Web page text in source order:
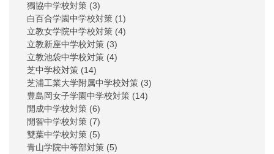
獨協中学校対策 (3)
白百合学園中学校対策 (1)
立教女学院中学校対策 (4)
立教新座中学校対策 (3)
立教池袋中学校対策 (4)
芝中学校対策 (14)
芝浦工業大学附属中学校対策 (3)
豊島岡女子学園中学校対策 (14)
開成中学校対策 (6)
開智中学校対策 (7)
雙葉中学校対策 (5)
青山学院中等部対策 (5)